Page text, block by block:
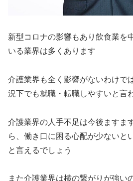
新型コロナの影響もあり飲食業を
いる業界は多くあります
介護業界も全く影響がないわけで
況下でも就職・転職しやすいと言
介護業界の人手不足は今後ますま
ら、働き口に困る心配が少ないと
と言えるでしょう
また介護業界は横の繋がりが強い